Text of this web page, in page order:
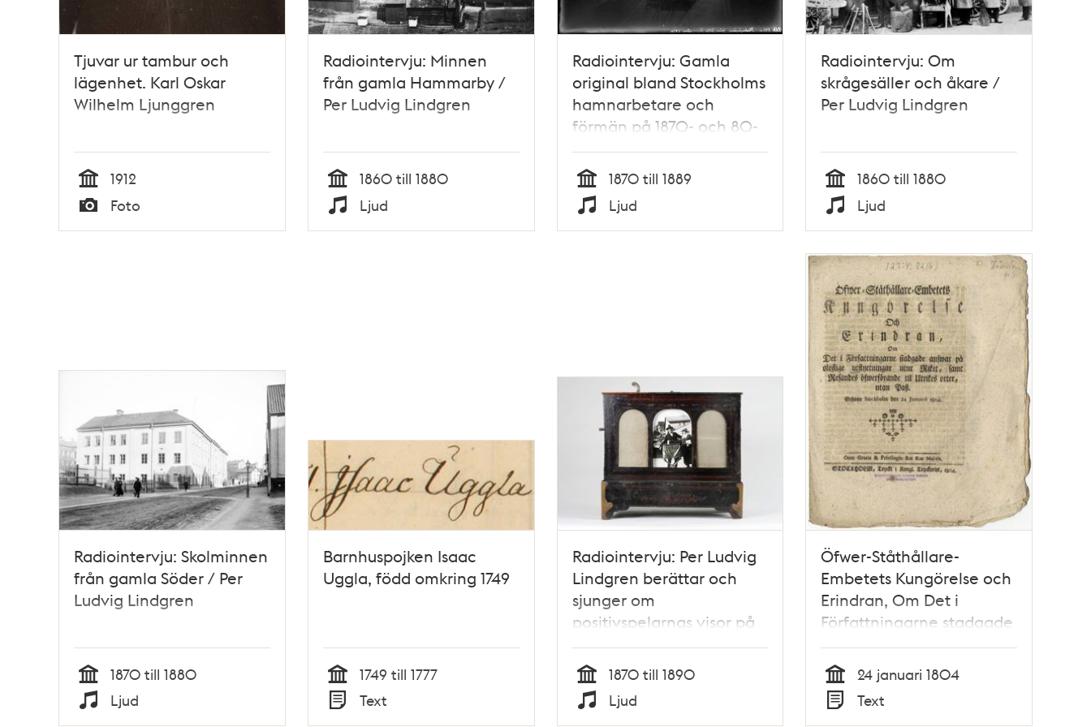
Tjuvar ur tambur och
lägenhet. Karl Oskar
Wilhelm Ljunggren
Tid
1912
Typ
Foto
Radiointervju: Minnen
från gamla Hammarby /
Per Ludvig Lindgren
Tid
1860 till 1880
Typ
Ljud
Radiointervju: Gamla
original bland Stockholms
hamnarbetare och
förmän på 1870- och 80-
talen / Per Ludvig
Lindgren
Tid
1870 till 1889
Typ
Ljud
Radiointervju: Om
skrågesäller och åkare /
Per Ludvig Lindgren
Tid
1860 till 1880
Typ
Ljud
Radiointervju: Skolminnen
från gamla Söder / Per
Ludvig Lindgren
Tid
1870 till 1880
Typ
Ljud
Barnhuspojken Isaac
Uggla, född omkring 1749
Tid
1749 till 1777
Typ
Text
Radiointervju: Per Ludvig
Lindgren berättar och
sjunger om
positivspelarnas visor på
1870- och 80-talet.
Tid
1870 till 1890
Typ
Ljud
Öfwer-Ståthållare-
Embetets Kungörelse och
Erindran, Om Det i
Författningarne stadgade
answar på oloflige
utflyttningar utur Riket,
samt Resandes
öfwerförande till Utrikes
Tid
24 januari 1804
Typ
Text